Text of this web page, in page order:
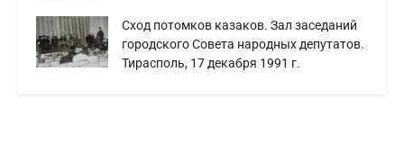
Сход потомков казаков. Зал заседаний
городского Совета народных депутатов.
Тирасполь, 17 декабря 1991 г.